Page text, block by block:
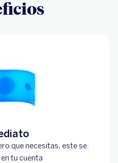
que necesitas, este se
tu cuenta